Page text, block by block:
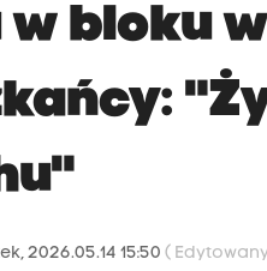
bloku
2026.05.14 15:50(